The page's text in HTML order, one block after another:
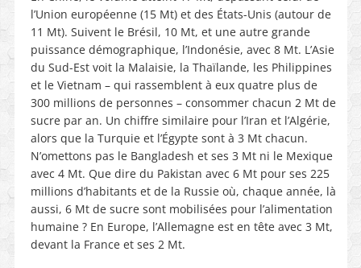
l’Union européenne (15 Mt) et des États-Unis (autour de
11 Mt). Suivent le Brésil, 10 Mt, et une autre grande
puissance démographique, l’Indonésie, avec 8 Mt. L’Asie
du Sud-Est voit la Malaisie, la Thaïlande, les Philippines
et le Vietnam – qui rassemblent à eux quatre plus de
300 millions de personnes – consommer chacun 2 Mt de
sucre par an. Un chiffre similaire pour l’Iran et l’Algérie,
alors que la Turquie et l’Égypte sont à 3 Mt chacun.
N’omettons pas le Bangladesh et ses 3 Mt ni le Mexique
avec 4 Mt. Que dire du Pakistan avec 6 Mt pour ses 225
millions d’habitants et de la Russie où, chaque année, là
aussi, 6 Mt de sucre sont mobilisées pour l’alimentation
humaine ? En Europe, l’Allemagne est en tête avec 3 Mt,
devant la France et ses 2 Mt.